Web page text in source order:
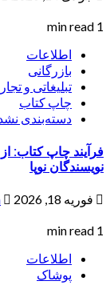
1 min read
اطلاعات
بازرگانی
تبلیغاتی و
چاپ کتاب
دسته‌بندی
فرآیند چاپ کتاب:
نویسندگان نوپا
فوریه 18, 2026
1 min read
اطلاعات
پوشاک